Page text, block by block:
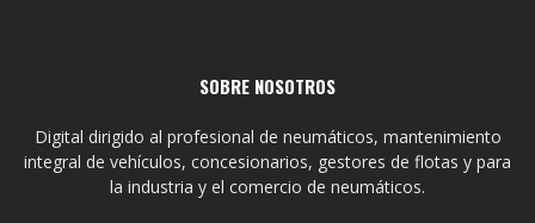
SOBRE NOSOTROS
Digital dirigido al profesional de neumáticos, mantenimiento
integral de vehículos, concesionarios, gestores de flotas y para
la industria y el comercio de neumáticos.